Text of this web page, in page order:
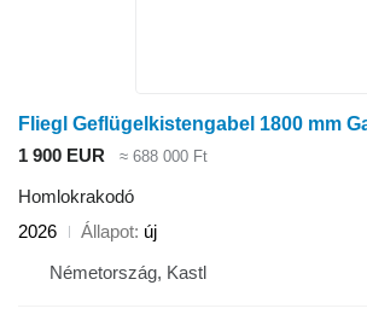
1 900 EUR ≈ 688 000 Ft
Homlokrakodó
2026
Állapot új
Németország, Kastl